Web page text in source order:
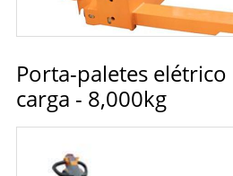
Porta-paletes
carga - 8,000kg